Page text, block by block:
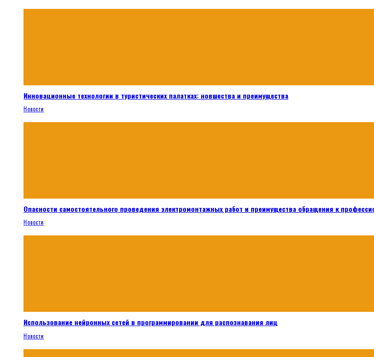
Инновационные технологии в туристических палатках: новшества и преимущества
Новости
Опасности самостоятельного проведения электромонтажных работ и преимущества обращения к
Новости
Использование нейронных сетей в программировании для распознавания лиц
Новости